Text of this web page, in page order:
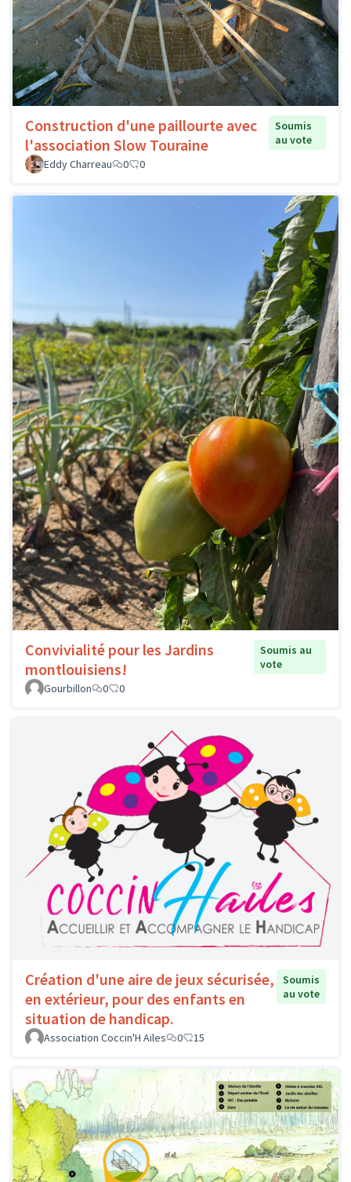
Construction d'une paillourte avec
l'association Slow Touraine
Soumis
au vote
Eddy Charreau
0 0
Convivialité pour les Jardins
montlouisiens!
Soumis au
vote
Gourbillon
0 0
Création d'une aire de jeux sécurisée,
en extérieur, pour des enfants en
situation de handicap.
Soumis
au vote
Association Coccin'H Ailes 0 15